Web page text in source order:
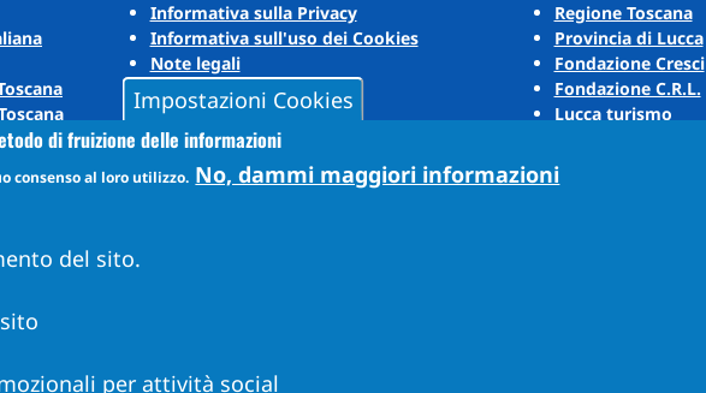
Informativa sulla Privacy
Informativa sull'uso dei Cookies
Note legali
Regione Toscana
Provincia di Lucca
Fondazione Cresci
Fondazione C.R.L.
Lucca turismo
Puccini Lands
Impostazioni Cookies
di fruizione delle informazioni
consenso al loro utilizzo. No, dammi maggiori informazioni
del sito.
per attività social